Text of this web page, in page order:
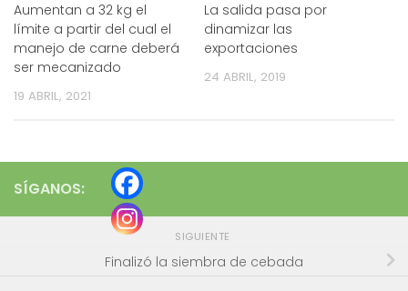
Aumentan a 32 kg el
límite a partir del cual el
manejo de carne deberá
ser mecanizado
19 ABRIL, 2021
La salida pasa por
dinamizar las
exportaciones
24 ABRIL, 2019
SÍGANOS:
SIGUIENTE
Finalizó la siembra de cebada